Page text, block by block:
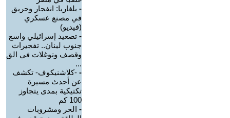
- بلغاريا: انفجار وحريق
في مصنع عسكري
(فيديو)
- تصعيد إسرائيلي واسع
جنوب لبنان.. تفجيرات
وقصف وتوغلات في الق
...
- -كلاشنيكوف- تكشف
عن أحدث مسيرة
تكتيكية بمدى يتجاوز
100 كم
- الحر ومشروبات